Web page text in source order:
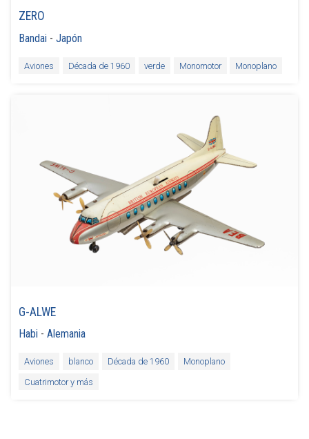
ZERO
Bandai -Japón
Aviones Década de 1960 verde Monomotor Monoplano
G-ALWE
Habi -Alemania
Aviones blanco Década de 1960
Monoplano
Cuatrimotor y más